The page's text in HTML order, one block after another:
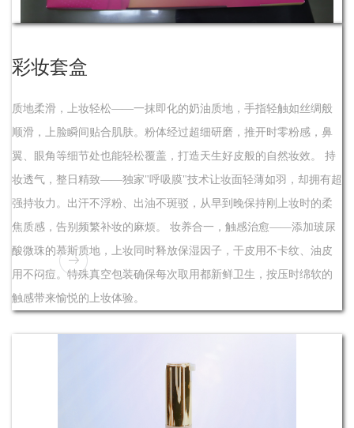
彩妆套盒
质地柔滑，上妆轻松——一抹即化的奶油质地，手指轻触如丝绸般
顺滑，上脸瞬间贴合肌肤。粉体经过超细研磨，推开时零粉感，鼻
翼、眼角等细节处也能轻松覆盖，打造天生好皮般的自然妆效。 持
妆透气，整日精致——独家"呼吸膜"技术让妆面轻薄如羽，却拥有超
强持妆力。出汗不浮粉、出油不斑驳，从早到晚保持刚上妆时的柔
焦质感，告别频繁补妆的麻烦。 妆养合一，触感治愈——添加玻尿
酸微珠的慕斯质地，上妆同时释放保湿因子，干皮用不卡纹、油皮
用不闷痘。特殊真空包装确保每次取用都新鲜卫生，按压时绵软的
触感带来愉悦的上妆体验。